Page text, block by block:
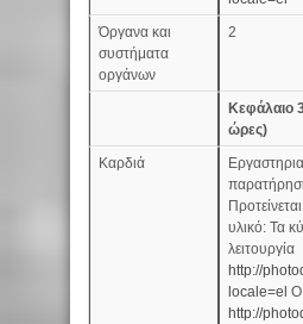
Όργανα και
συστήματα
οργάνων
2
Κεφάλαιο
ώρες)
Καρδιά
υλικό: Τα
λειτουργία
http://
locale=el Ο
http://